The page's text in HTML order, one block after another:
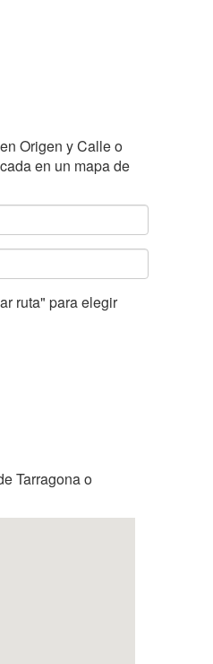
Origen y Calle o
en un mapa de
ruta" para elegir
Tarragona o